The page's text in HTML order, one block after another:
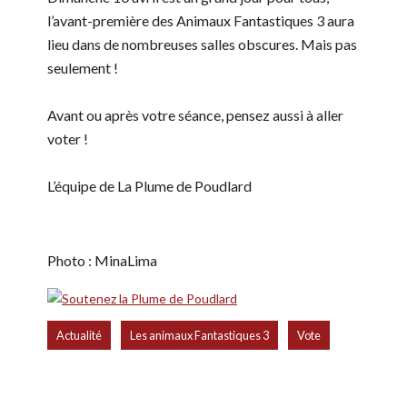
l’avant-première des Animaux Fantastiques 3 aura
lieu dans de nombreuses salles obscures. Mais pas
seulement !
Avant ou après votre séance, pensez aussi à aller
voter !
L’équipe de La Plume de Poudlard
Photo : MinaLima
Actualité Les animaux Fantastiques 3 Vote